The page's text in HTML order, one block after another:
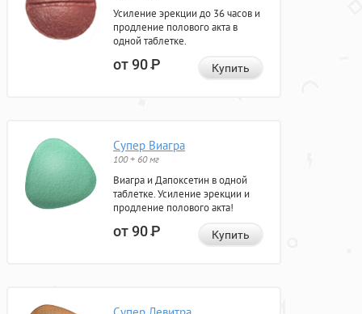
Усиление эрекции до 36 часов и
продление полового акта в
одной таблетке.
от 90Р Купить
Супер Виагра
100 + 60 мг
Виагра и Дапоксетин в одной
таблетке. Усиление эрекции и
продление полового акта!
от 90Р Купить